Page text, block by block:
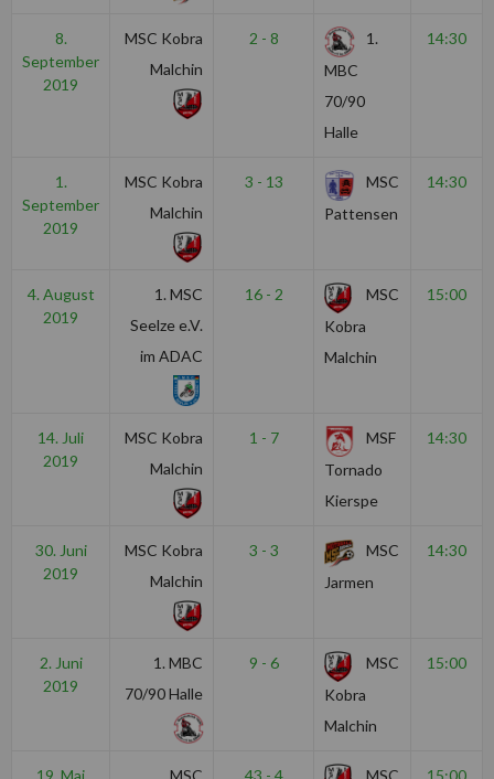
8.
September
2019
MSC Kobra
Malchin
2 - 8
1.
MBC
70/90
Halle
14:30
1.
September
2019
MSC Kobra
Malchin
3 - 13
MSC
Pattensen
14:30
4. August
2019
1. MSC
Seelze e.V.
im ADAC
16 - 2
MSC
Kobra
Malchin
15:00
14. Juli
2019
MSC Kobra
Malchin
1 - 7
MSF
Tornado
Kierspe
14:30
30. Juni
2019
MSC Kobra
Malchin
3 - 3
MSC
Jarmen
14:30
2. Juni
2019
1. MBC
70/90 Halle
9 - 6
MSC
Kobra
Malchin
15:00
19. Mai MSC 43 - 4 MSC 15:00